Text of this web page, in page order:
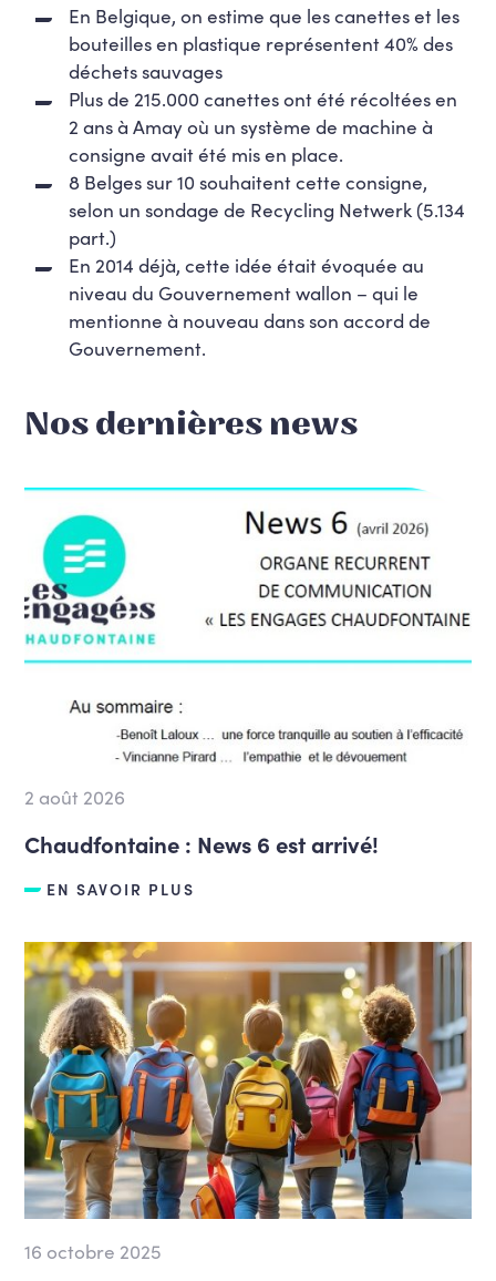
En Belgique, on estime que les canettes et les
bouteilles en plastique représentent 40% des
déchets sauvages
Plus de 215.000 canettes ont été récoltées en
2 ans à Amay où un système de machine à
consigne avait été mis en place.
8 Belges sur 10 souhaitent cette consigne,
selon un sondage de Recycling Netwerk (5.134
part.)
En 2014 déjà, cette idée était évoquée au
niveau du Gouvernement wallon – qui le
mentionne à nouveau dans son accord de
Gouvernement.
Nos dernières news
2 août 2026
Chaudfontaine : News 6 est arrivé!
EN SAVOIR PLUS
16 octobre 2025